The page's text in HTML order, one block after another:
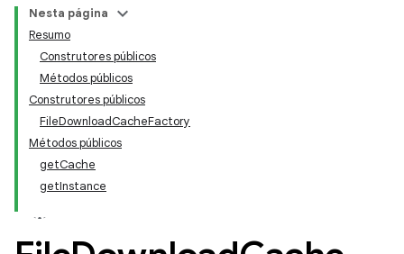
Nesta página
Resumo
Construtores públicos
Métodos públicos
Construtores públicos
FileDownloadCacheFactory
Métodos públicos
getCache
getInstance